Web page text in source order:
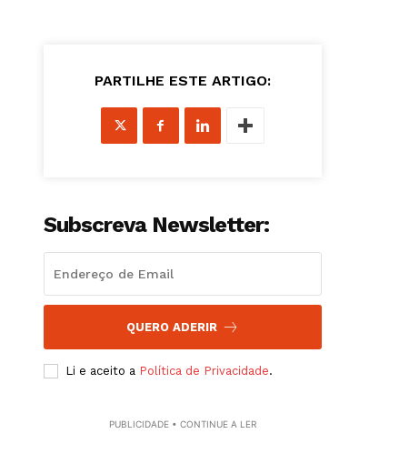
PARTILHE ESTE ARTIGO:
Subscreva Newsletter:
QUERO ADERIR
Li e aceito a Política de Privacidade.
PUBLICIDADE • CONTINUE A LER